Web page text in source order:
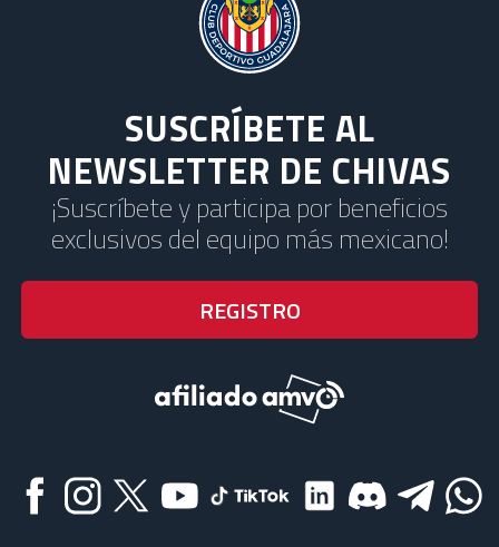
SUSCRÍBETE AL
NEWSLETTER DE CHIVAS
¡Suscríbete y participa por beneficios
exclusivos del equipo más mexicano!